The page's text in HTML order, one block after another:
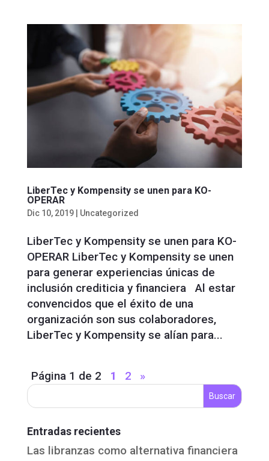
LiberTec y Kompensity se unen para KO-
OPERAR
Dic 10, 2019| Uncategorized
LiberTec y Kompensity se unen para KO-
OPERAR LiberTec y Kompensity se unen
para generar experiencias únicas de
inclusión crediticia y financiera Al estar
convencidos que el éxito de una
organización son sus colaboradores,
LiberTec y Kompensity se alían para...
Página 1 de 2 1 2 »
Entradas recientes
Las libranzas como alternativa financiera